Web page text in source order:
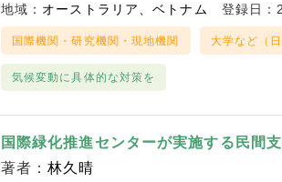
地域： オーストラリア ベトナム 登録日
国際機関・研究機関・現地機関 大学など（日
気候変動に具体的な対策を
国際緑化推進センターが実施する民間
著者：林久晴